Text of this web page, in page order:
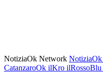
NotiziaOk Network NotiziaOk
CatanzaroOk ilKro ilRossoBlu